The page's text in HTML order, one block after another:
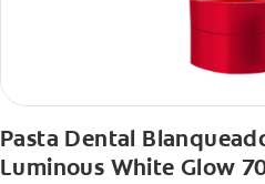
Pasta Dental
Luminous White Glow